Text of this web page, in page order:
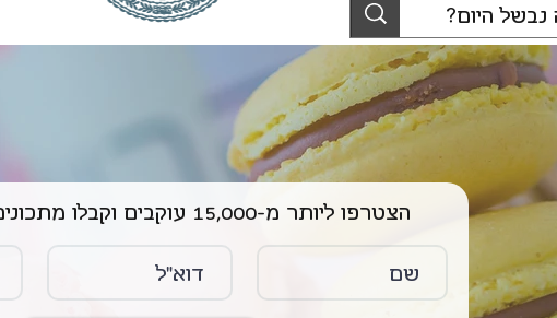
הצטרפו ליותר מ-15,000 עוקבים וקבלו מתכונים ישירות למייל